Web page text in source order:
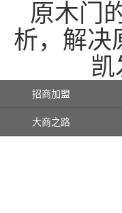
原木门
析，解决
凯
招商加盟
大商之路